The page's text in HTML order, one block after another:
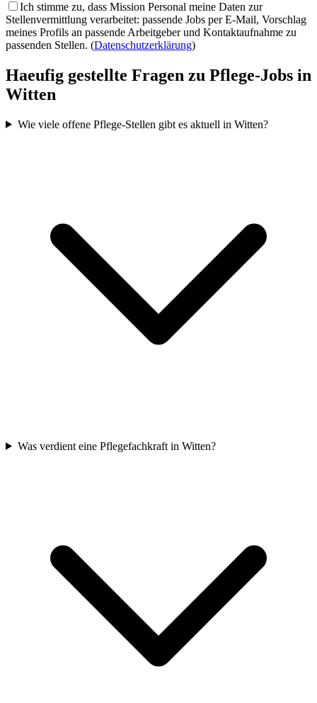
Ich stimme zu, dass Mission Personal meine Daten zur
Stellenvermittlung verarbeitet: passende Jobs per E-Mail, Vorschlag
meines Profils an passende Arbeitgeber und Kontaktaufnahme zu
passenden Stellen. (Datenschutzerklärung)
Haeufig gestellte Fragen zu Pflege-Jobs in
Witten
Wie viele offene Pflege-Stellen gibt es aktuell in Witten?
Was verdient eine Pflegefachkraft in Witten?